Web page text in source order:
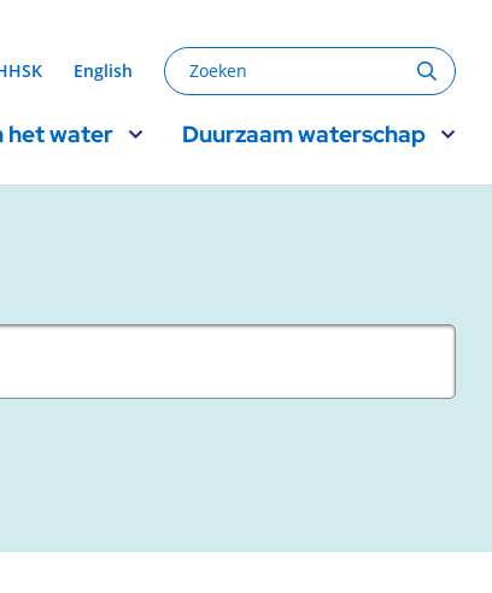
English Zoeken
het water Duurzaam waterschap